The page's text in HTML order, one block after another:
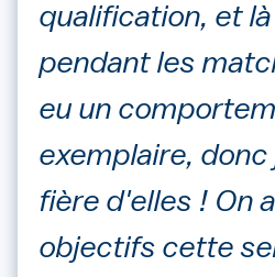
qualification, et
pendant les
eu un
exemplaire,
fière d'elles ! On
objectifs cette